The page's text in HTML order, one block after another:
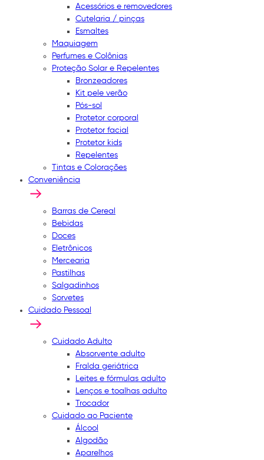
Acessórios e removedores
Cutelaria / pinças
Esmaltes
Maquiagem
Perfumes e Colônias
Proteção Solar e Repelentes
Bronzeadores
Kit pele verão
Pós-sol
Protetor corporal
Protetor facial
Protetor kids
Repelentes
Tintas e Colorações
Conveniência
Barras de Cereal
Bebidas
Doces
Eletrônicos
Mercearia
Pastilhas
Salgadinhos
Sorvetes
Cuidado Pessoal
Cuidado Adulto
Absorvente adulto
Fralda geriátrica
Leites e fórmulas adulto
Lenços e toalhas adulto
Trocador
Cuidado ao Paciente
Álcool
Algodão
Aparelhos